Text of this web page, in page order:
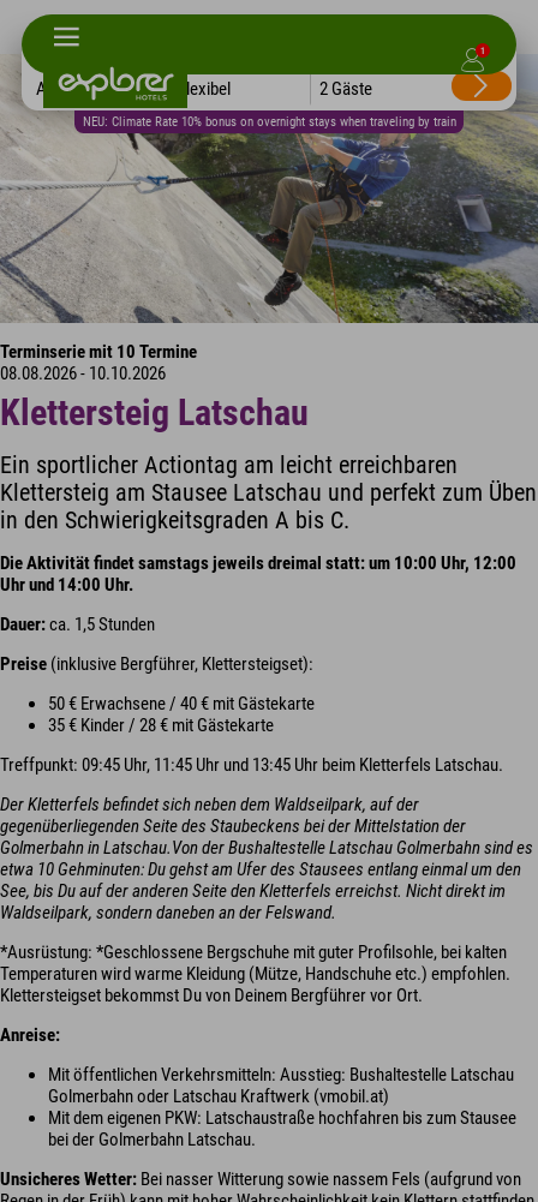
1
NEU: Climate Rate 10% bonus on overnight stays when traveling by train
Alle Hotels Flexibel 2 Gäste
Terminserie mit 10 Termine
08.08.2026 - 10.10.2026
Klettersteig Latschau
Ein sportlicher Actiontag am leicht erreichbaren
Klettersteig am Stausee Latschau und perfekt zum Üben
in den Schwierigkeitsgraden A bis C.
Die Aktivität findet samstags jeweils dreimal statt: um 10:00 Uhr, 12:00
Uhr und 14:00 Uhr.
Dauer:ca. 1,5 Stunden
Preise (inklusive Bergführer, Klettersteigset):
50 € Erwachsene / 40 € mit Gästekarte
35 € Kinder / 28 € mit Gästekarte
Treffpunkt: 09:45 Uhr, 11:45 Uhr und 13:45 Uhr beim Kletterfels Latschau.
Der Kletterfels befindet sich neben dem Waldseilpark, auf der
gegenüberliegenden Seite des Staubeckens bei der Mittelstation der
Golmerbahn in Latschau.Von der Bushaltestelle Latschau Golmerbahn sind es
etwa 10 Gehminuten: Du gehst am Ufer des Stausees entlang einmal um den
See, bis Du auf der anderen Seite den Kletterfels erreichst. Nicht direkt im
Waldseilpark, sondern daneben an der Felswand.
*Ausrüstung: *Geschlossene Bergschuhe mit guter Profilsohle, bei kalten
Temperaturen wird warme Kleidung (Mütze, Handschuhe etc.) empfohlen.
Klettersteigset bekommst Du von Deinem Bergführer vor Ort.
Anreise:
Mit öffentlichen Verkehrsmitteln: Ausstieg: Bushaltestelle Latschau
Golmerbahn oder Latschau Kraftwerk (vmobil.at)
Mit dem eigenen PKW: Latschaustraße hochfahren bis zum Stausee
bei der Golmerbahn Latschau.
Unsicheres Wetter: Bei nasser Witterung sowie nassem Fels (aufgrund von